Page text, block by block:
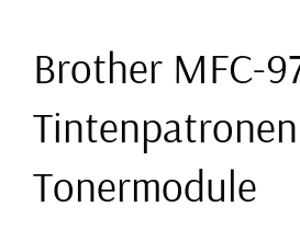
Brother MFC-
Tonermodule